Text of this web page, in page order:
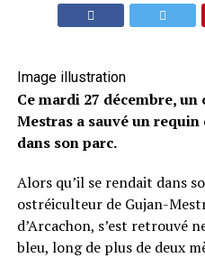
Image illustration
Ce mardi 27 décembre,
Mestras a sauvé un
dans son parc.
Alors qu’il se rendait dans
ostréiculteur de Gujan-
d’Arcachon, s’est retrouvé
bleu, long de plus de deux